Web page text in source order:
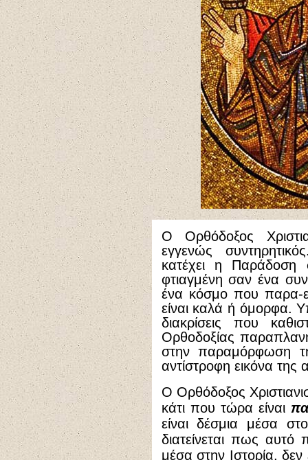
Ο Ορθόδοξος
εγγενώς
κατέχει η Παράδοση
φτιαγμένη σαν ένα
ένα κόσμο που παρα-
είναι καλά ή όμορφα.
διακρίσεις που
Ορθοδοξίας
στην παραμόρφωση
αντίστροφη εικόνα της
Ο Ορθόδοξος
κάτι που τώρα είναι
είναι δέσμια μέσα
διατείνεται πως
μέσα στην Ιστορία,